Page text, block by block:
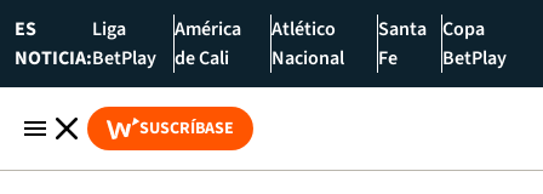
ES
NOTICIA:
Liga
BetPlay
América
de Cali
Atlético
Nacional
Santa
Fe
Copa
BetPlay
SUSCRÍBASE